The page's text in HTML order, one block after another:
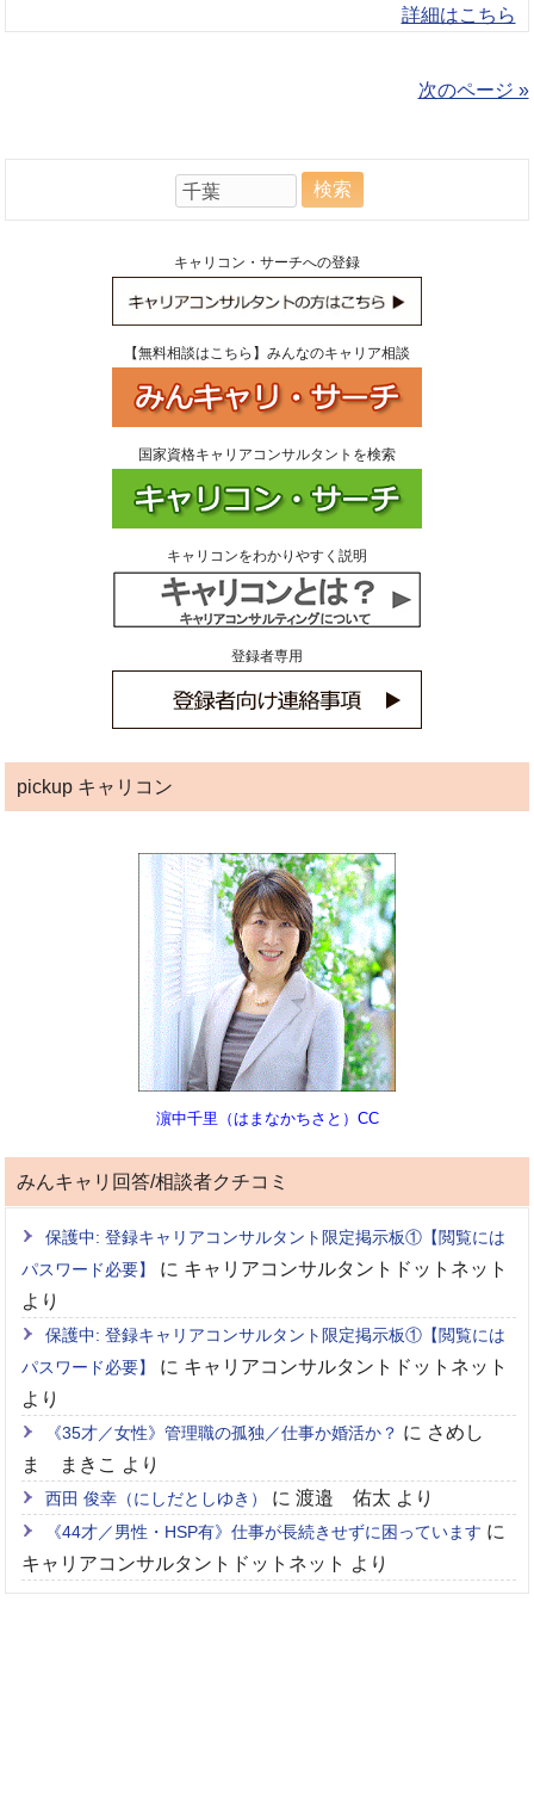
詳細はこちら
次のページ »
検
キャリコン・サーチへの登録
【無料相談はこちら】みんなのキャリア相談
国家資格キャリアコンサルタントを検索
キャリコンをわかりやすく説明
登録者専用
pickup キャリコン
濵中千里（はまなかちさと）CC
みんキャリ回答/相談者クチコミ
保護中: 登録キャリアコンサルタント限定掲示板①【閲覧には
パスワード必要】
に キャリアコンサルタントドットネット
より
保護中: 登録キャリアコンサルタント限定掲示板①【閲覧には
パスワード必要】
に キャリアコンサルタントドットネット
より
《35才／女性》管理職の孤独／仕事か婚活か？ に さめし
ま まきこ より
西田 俊幸（にしだとしゆき） に渡邉 佑太 より
《44才／男性・HSP有》仕事が長続きせずに困っています に
キャリアコンサルタントドットネット より